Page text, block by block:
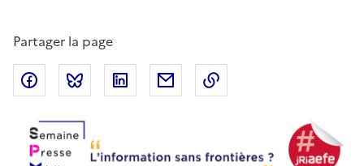
Partager la page
Partager sur Facebook
Partager sur Bluesky
Partager sur LinkedIn
Partager par email